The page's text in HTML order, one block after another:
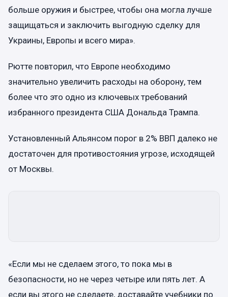
больше оружия и быстрее, чтобы она могла лучше
защищаться и заключить выгодную сделку для
Украины, Европы и всего мира».
Рютте повторил, что Европе необходимо
значительно увеличить расходы на оборону, тем
более что это одно из ключевых требований
избранного президента США Дональда Трампа.
Установленный Альянсом порог в 2% ВВП далеко не
достаточен для противостояния угрозе, исходящей
от Москвы.
«Если мы не сделаем этого, то пока мы в
безопасности, но не через четыре или пять лет. А
если вы этого не сделаете, доставайте учебники по